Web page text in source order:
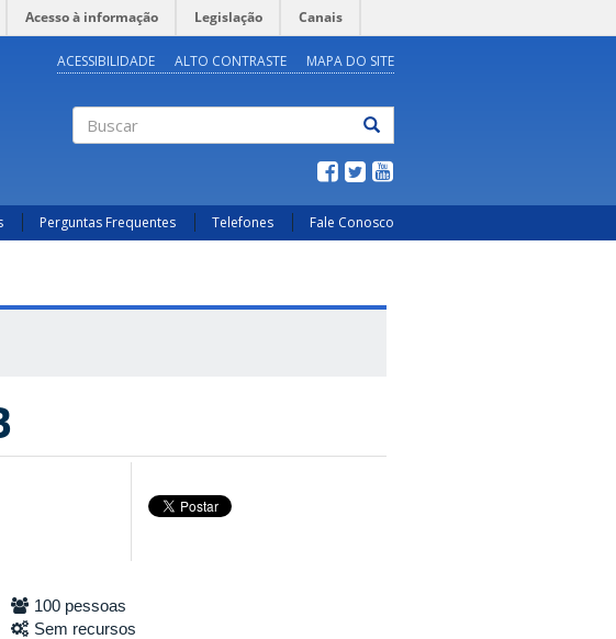
Acesso à informação Legislação Canais
ACESSIBILIDADE ALTO CONTRASTE MAPA DO SITE
Perguntas Frequentes Telefones Fale Conosco
100 pessoas
Sem recursos